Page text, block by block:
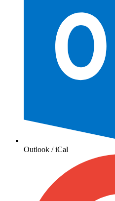
Outlook / iCal